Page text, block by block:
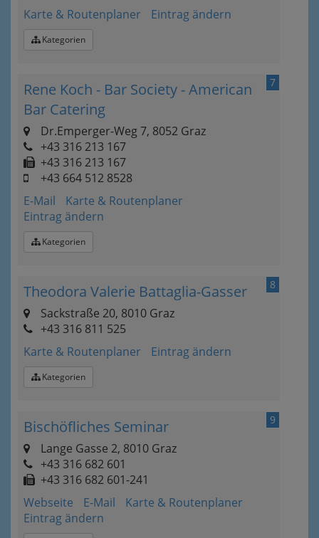
Karte & Routenplaner
Eintrag ändern
Kategorien
7
Rene Koch - Bar Society - American
Bar Catering
Dr.Emperger-Weg 7, 8052 Graz
+43 316 213 167
+43 316 213 167
+43 664 512 8528
E-Mail
Karte & Routenplaner
Eintrag ändern
Kategorien
8
Theodora Valerie Battaglia-Gasser
Sackstraße 20, 8010 Graz
+43 316 811 525
Karte & Routenplaner
Eintrag ändern
Kategorien
9
Bischöfliches Seminar
Lange Gasse 2, 8010 Graz
+43 316 682 601
+43 316 682 601-241
Webseite
E-Mail
Karte & Routenplaner
Eintrag ändern